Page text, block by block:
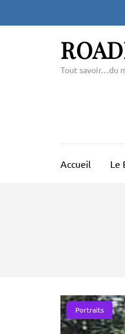
Tout savoir…du
Accueil Le
Portraits